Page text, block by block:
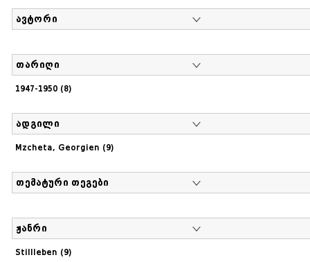
ავტორი
თარიღი
1947-1950 (8)
ადგილი
Mzcheta, Georgien (9)
თემატური თეგები
ჟანრი
Stillleben (9)